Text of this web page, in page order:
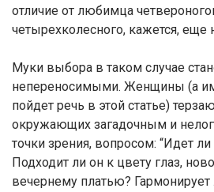
отличие от любимца
четырехколесного, кажется, еще
Муки выбора в таком случае
непереносимыми. Женщины (а
пойдет речь в этой статье)
окружающих загадочным и
точки зрения, вопросом: “Идет
Подходит ли он к цвету глаз,
вечернему платью? Гармонирует